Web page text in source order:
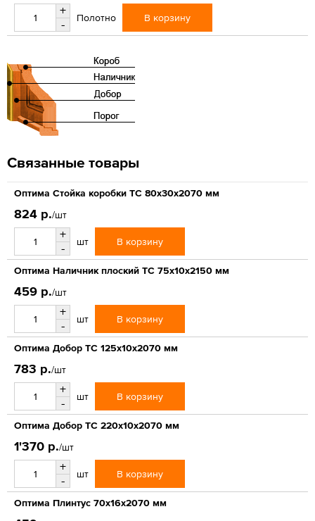
+
-
Полотно В корзину
Связанные товары
Оптима Стойка коробки ТС 80х30х2070 мм
824 р./шт
+
-
шт В корзину
Оптима Наличник плоский ТС 75х10х2150 мм
459 р./шт
+
-
шт В корзину
Оптима Добор ТС 125х10х2070 мм
783 р./шт
+
-
шт В корзину
Оптима Добор ТС 220х10х2070 мм
1'370 р./шт
+
-
шт В корзину
Оптима Плинтус 70х16х2070 мм